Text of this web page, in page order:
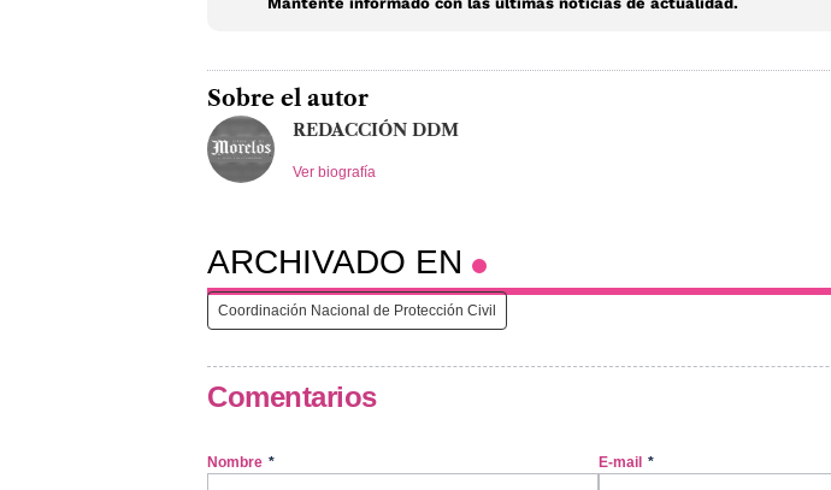
Sobre el autor
REDACCIÓN DDM
Ver biografía
ARCHIVADO EN
Coordinación Nacional de Protección Civil
Comentarios
Nombre * E-mail *